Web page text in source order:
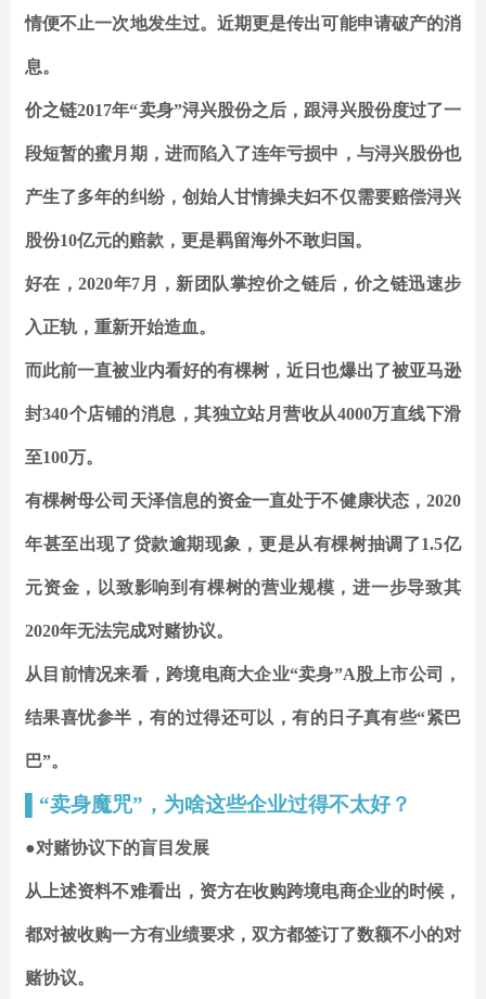
情便不止一次地发生过。近期更是传出可能申请破产的消
息。
价之链2017年“卖身”浔兴股份之后，跟浔兴股份度过了一
段短暂的蜜月期，进而陷入了连年亏损中，与浔兴股份也
产生了多年的纠纷，创始人甘情操夫妇不仅需要赔偿浔兴
股份10亿元的赔款，更是羁留海外不敢归国。
好在，2020年7月，新团队掌控价之链后，价之链迅速步
入正轨，重新开始造血。
而此前一直被业内看好的有棵树，近日也爆出了被亚马逊
封340个店铺的消息，其独立站月营收从4000万直线下滑
至100万。
有棵树母公司天泽信息的资金一直处于不健康状态，2020
年甚至出现了贷款逾期现象，更是从有棵树抽调了1.5亿
元资金，以致影响到有棵树的营业规模，进一步导致其
2020年无法完成对赌协议。
从目前情况来看，跨境电商大企业“卖身”A股上市公司，
结果喜忧参半，有的过得还可以，有的日子真有些“紧巴
巴”。
“卖身魔咒”，为啥这些企业过得不太好？
●对赌协议下的盲目发展
从上述资料不难看出，资方在收购跨境电商企业的时候，
都对被收购一方有业绩要求，双方都签订了数额不小的对
赌协议。